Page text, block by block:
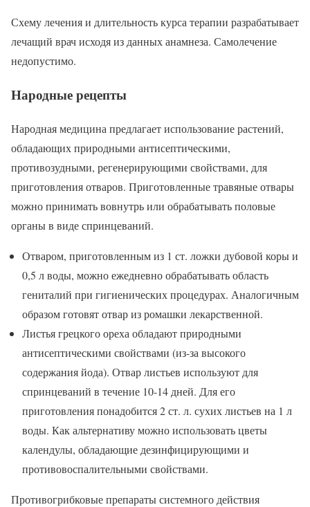
Схему лечения и длительность курса терапии разрабатывает
лечащий врач исходя из данных анамнеза. Самолечение
недопустимо.
Народные рецепты
Народная медицина предлагает использование растений,
обладающих природными антисептическими,
противозудными, регенерирующими свойствами, для
приготовления отваров. Приготовленные травяные отвары
можно принимать вовнутрь или обрабатывать половые
органы в виде спринцеваний.
Отваром, приготовленным из 1 ст. ложки дубовой коры и
0,5 л воды, можно ежедневно обрабатывать область
гениталий при гигиенических процедурах. Аналогичным
образом готовят отвар из ромашки лекарственной.
Листья грецкого ореха обладают природными
антисептическими свойствами (из-за высокого
содержания йода). Отвар листьев используют для
спринцеваний в течение 10-14 дней. Для его
приготовления понадобится 2 ст. л. сухих листьев на 1 л
воды. Как альтернативу можно использовать цветы
календулы, обладающие дезинфицирующими и
противовоспалительными свойствами.
Противогрибковые препараты системного действия